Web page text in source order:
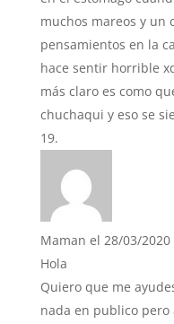
muchos mareos y un
pensamientos en la
hace sentir horrible
más claro es como
chuchaqui y eso se
Maman el 28/03/2020
Hola
Quiero que me
nada en publico pero